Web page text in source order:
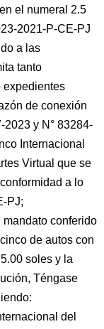
el numeral 2.5
2021-P-CE-PJ
a las
tanto
expedientes
de conexión
2023 y N° 83284-
Internacional
Virtual que se
a lo
PJ;
conferido
de autos con
soles y la
Téngase
del